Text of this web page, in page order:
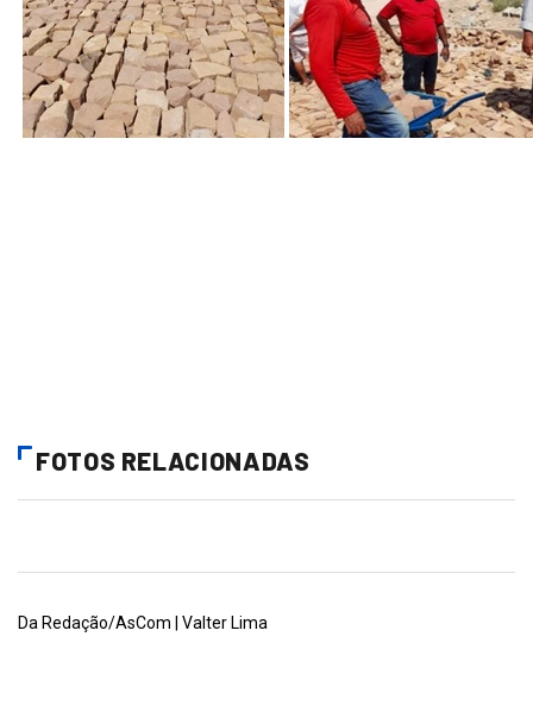
FOTOS RELACIONADAS
Da Redação/AsCom | Valter Lima